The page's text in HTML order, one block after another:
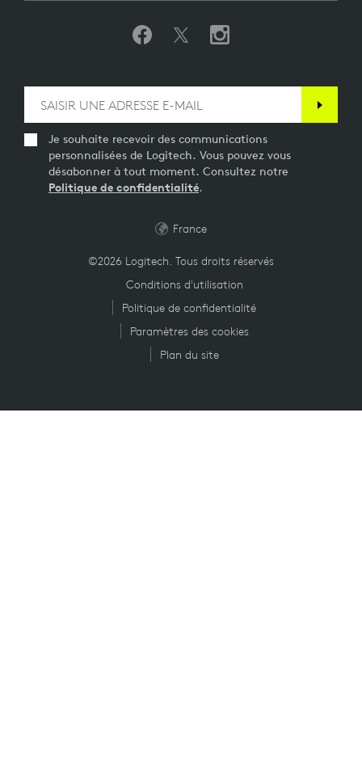
Je souhaite recevoir des communications
personnalisées de Logitech. Vous pouvez vous
désabonner à tout moment. Consultez notre
Politique de confidentialité.
©2026 Logitech. Tous droits réservés
Conditions d'utilisation
Politique de confidentialité
Paramètres des cookies
Plan du site
France